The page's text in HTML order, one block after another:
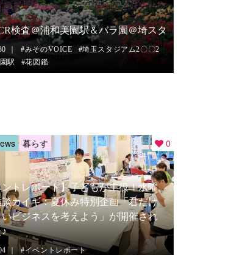
検査＠浦和美園駅＆バラ園＠埼スタ
みそのVOICE
埼玉スタジアム2〇〇2
駅
花図鑑
暮らす 0
ントレポート】子どもが主役！水曜
カイギ：夏休み特別企画「君だけ
ビジネスを考えよう」が開催され
イベントレポート